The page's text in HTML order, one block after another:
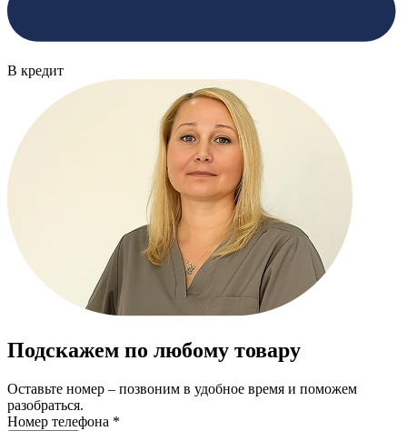
В кредит
Подскажем по любому товару
Оставьте номер – позвоним в удобное время и поможем
разобраться.
Номер телефона *